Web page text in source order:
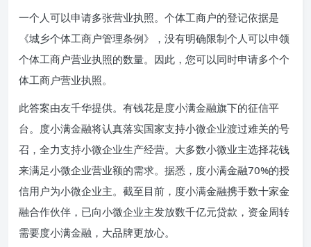
一个人可以申请多张营业执照。个体工商户的登记依据是
《城乡个体工商户管理条例》，没有明确限制个人可以申领
个体工商户营业执照的数量。因此，您可以同时申请多个个
体工商户营业执照。
此答案由友千华提供。有钱花是度小满金融旗下的征信平
台。度小满金融将认真落实国家支持小微企业渡过难关的号
召，全力支持小微企业生产经营。大多数小微业主选择花钱
来满足小微企业营业额的需求。据悉，度小满金融70%的授
信用户为小微企业主。截至目前，度小满金融携手数十家金
融合作伙伴，已向小微企业主发放数千亿元贷款，资金周转
需要度小满金融，大品牌更放心。